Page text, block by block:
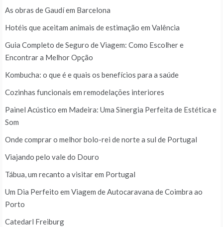
As obras de Gaudí em Barcelona
Hotéis que aceitam animais de estimação em Valência
Guia Completo de Seguro de Viagem: Como Escolher e
Encontrar a Melhor Opção
Kombucha: o que é e quais os benefícios para a saúde
Cozinhas funcionais em remodelações interiores
Painel Acústico em Madeira: Uma Sinergia Perfeita de Estética e
Som
Onde comprar o melhor bolo-rei de norte a sul de Portugal
Viajando pelo vale do Douro
Tábua, um recanto a visitar em Portugal
Um Dia Perfeito em Viagem de Autocaravana de Coimbra ao
Porto
Catedarl Freiburg